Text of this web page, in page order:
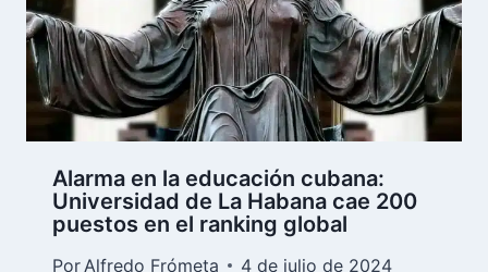
Alarma en la educación cubana:
Universidad de La Habana cae 200
puestos en el ranking global
Por Alfredo Frómeta 4 de julio de 2024